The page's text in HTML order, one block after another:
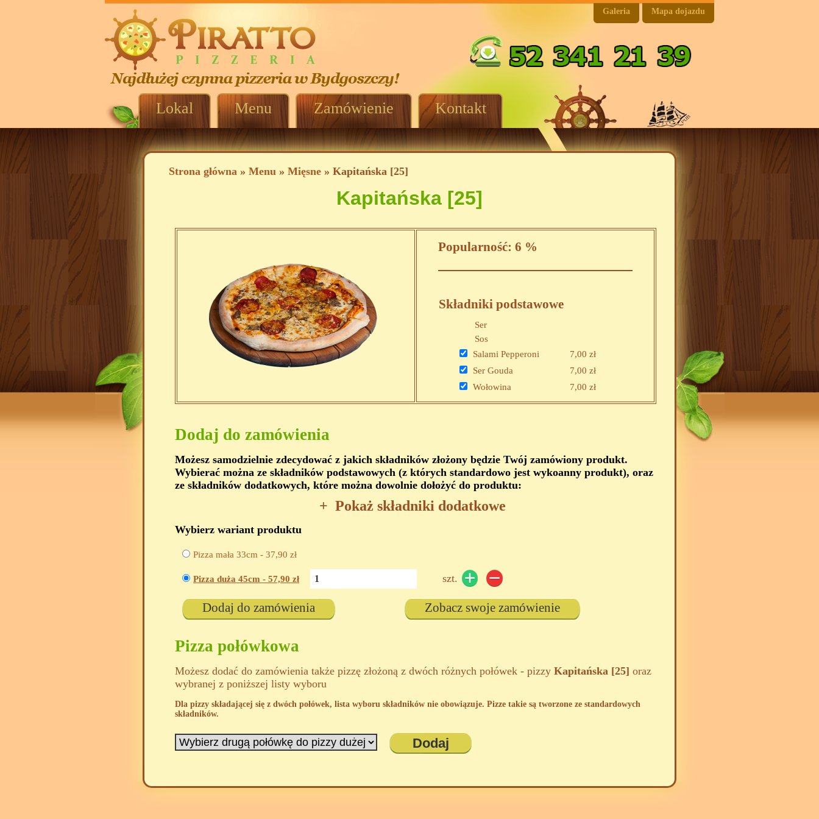
Mapa dojazdu
Galeria
Lokal Menu Zamówienie Kontakt
Strona główna » Menu » Mięsne » Kapitańska [25]
Kapitańska [25]
Popularność: 6 %
Składniki podstawowe
Ser
Sos
Salami Pepperoni
7,00 zł
Ser Gouda
7,00 zł
Wołowina
7,00 zł
Dodaj do zamówienia
Możesz samodzielnie zdecydować z jakich składników złożony będzie Twój zamówiony produkt.
Wybierać można ze składników podstawowych (z których standardowo jest wykoanny produkt), oraz
ze składników dodatkowych, które można dowolnie dołożyć do produktu:
+ Pokaż składniki dodatkowe
Wybierz wariant produktu
Pizza mała 33cm - 37,90 zł
Pizza duża 45cm - 57,90 zł szt.
Dodaj do zamówienia Zobacz swoje zamówienie
Pizza połówkowa
Możesz dodać do zamówienia także pizzę złożoną z dwóch różnych połówek - pizzy Kapitańska [25] oraz
wybranej z poniższej listy wyboru
Dla pizzy składającej się z dwóch połówek, lista wyboru składników nie obowiązuje. Pizze takie są tworzone ze standardowych
składników.
Dodaj